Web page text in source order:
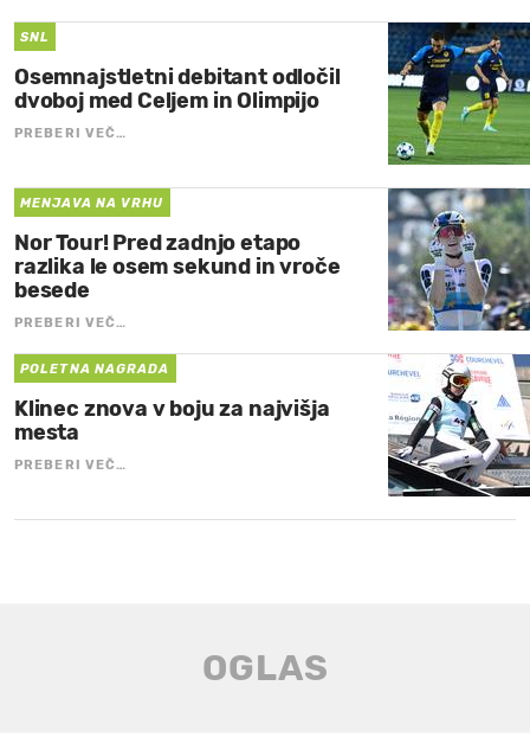
SNL
Osemnajstletni debitant odločil
dvoboj med Celjem in Olimpijo
PREBERI VEČ…
MENJAVA NA VRHU
Nor Tour! Pred zadnjo etapo
razlika le osem sekund in vroče
besede
PREBERI VEČ…
POLETNA NAGRADA
Klinec znova v boju za najvišja
mesta
PREBERI VEČ…